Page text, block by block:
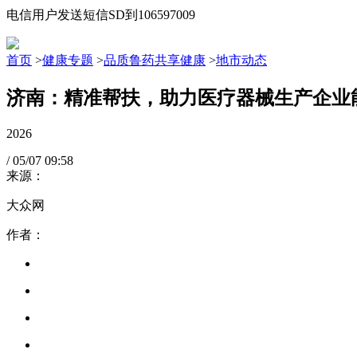
电信用户发送短信SD到106597009
首页 >健康专题 >品质鲁药共享健康 >地市动态
济南：精准帮扶，助力医疗器械生产企业
2026
/ 05/07 09:58
来源：
大众网
作者：